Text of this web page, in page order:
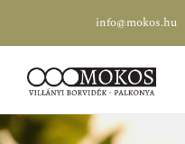
info@mokos.hu